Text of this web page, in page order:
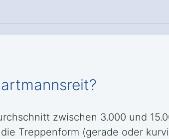
zwischen 3.000 und
Treppenform (gerade oder